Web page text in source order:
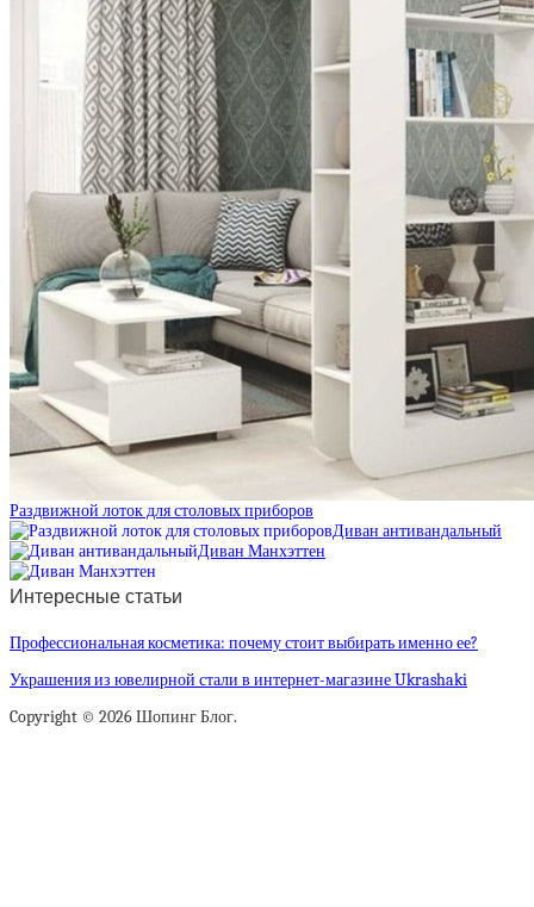
Раздвижной лоток для столовых приборов
Диван антивандальный
Диван Манхэттен
Интересные статьи
Профессиональная косметика: почему стоит выбирать именно ее?
Украшения из ювелирной стали в интернет-магазине Ukrashaki
Copyright © 2026 Шопинг Блог.